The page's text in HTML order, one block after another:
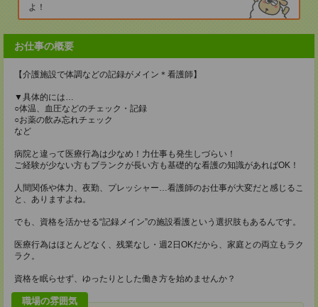
よ！
お仕事の概要
【介護施設で体調などの記録がメイン＊看護師】
▼具体的には…
○体温、血圧などのチェック・記録
○お薬の飲み忘れチェック
など
病院と違って医療行為は少なめ！力仕事も発生しづらい！
ご経験が少ない方もブランクが長い方も基礎的な看護の知識があればOK！
人間関係や体力、夜勤、プレッシャー…看護師のお仕事が大変だと感じるこ
と、ありますよね。
でも、資格を活かせる“記録メイン”の施設看護という選択肢もあるんです。
医療行為はほとんどなく、残業なし・週2日OKだから、家庭との両立もラク
ラク。
資格を眠らせず、ゆったりとした働き方を始めませんか？
職場の雰囲気